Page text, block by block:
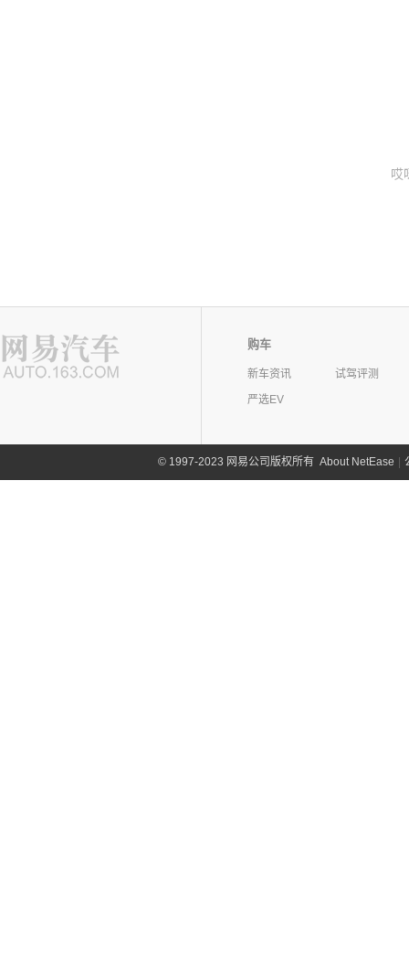
哎
购车
新车资讯
试驾评测
严选EV
©1997-2023 网易公司版权所有 About NetEase